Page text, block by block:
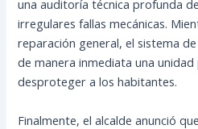
una auditoría técnica profunda
irregulares fallas mecánicas.
reparación general, el sistema
de manera inmediata una
desproteger a los habitantes.
Finalmente, el alcalde anunció